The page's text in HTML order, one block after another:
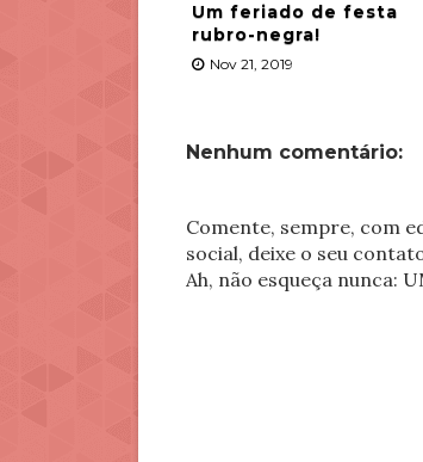
Um feriado de festa
rubro-negra!
Nov 21, 2019
Nenhum comentário:
Comente, sempre, com
social, deixe o seu
Ah, não esqueça nunca: